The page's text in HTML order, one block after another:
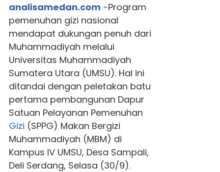
analisamedan.com -Program
pemenuhan gizi nasional
mendapat dukungan penuh dari
Muhammadiyah melalui
Universitas Muhammadiyah
Sumatera Utara (UMSU). Hal ini
ditandai dengan peletakan batu
pertama pembangunan Dapur
Satuan Pelayanan Pemenuhan
Gizi (SPPG) Makan Bergizi
Muhammadiyah (MBM) di
Kampus IV UMSU, Desa Sampali,
Deli Serdang, Selasa (30/9).